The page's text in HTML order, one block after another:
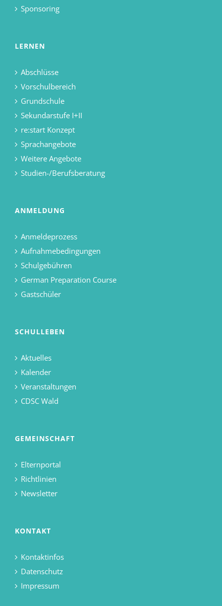
Sponsoring
LERNEN
Abschlüsse
Vorschulbereich
Grundschule
Sekundarstufe I+II
re:start Konzept
Sprachangebote
Weitere Angebote
Studien-/Berufsberatung
ANMELDUNG
Anmeldeprozess
Aufnahmebedingungen
Schulgebühren
German Preparation Course
Gastschüler
SCHULLEBEN
Aktuelles
Kalender
Veranstaltungen
CDSC Wald
GEMEINSCHAFT
Elternportal
Richtlinien
Newsletter
KONTAKT
Kontaktinfos
Datenschutz
Impressum